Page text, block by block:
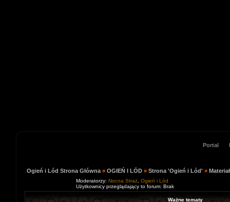
Portal
Ogień i Lód Strona Główna » OGIEŃ I LÓD » Strona 'Ogień i Lód' »
Moderatorzy: Nocna Straż Ogień i Lód
Użytkownicy przeglądający to forum: Brak
Ważne tematy